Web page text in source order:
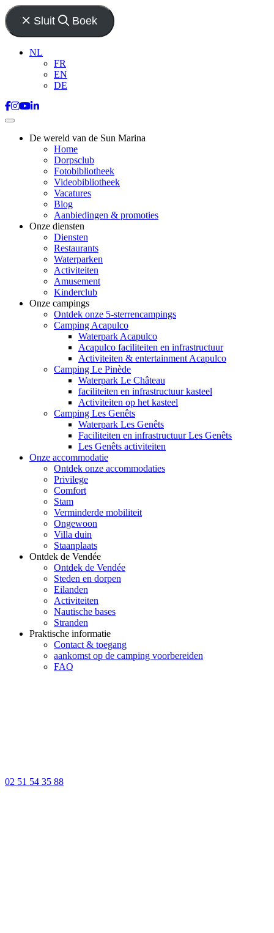
Sluit Boek
NL
FR
EN
DE
De wereld van de Sun Marina
Home
Dorpsclub
Fotobibliotheek
Videobibliotheek
Vacatures
Blog
Aanbiedingen & promoties
Onze diensten
Diensten
Restaurants
Waterparken
Activiteiten
Amusement
Kinderclub
Onze campings
Ontdek onze 5-sterrencampings
Camping Acapulco
Waterpark Acapulco
Acapulco faciliteiten en infrastructuur
Activiteiten & entertainment Acapulco
Camping Le Pinède
Waterpark Le Château
faciliteiten en infrastructuur kasteel
Activiteiten op het kasteel
Camping Les Genêts
Waterpark Les Genêts
Faciliteiten en infrastructuur Les Genêts
Les Genêts activiteiten
Onze accommodatie
Ontdek onze accommodaties
Privilege
Comfort
Stam
Verminderde mobiliteit
Ongewoon
Villa duin
Staanplaats
Ontdek de Vendée
Ontdek de Vendée
Steden en dorpen
Eilanden
Activiteiten
Nautische bases
Stranden
Praktische informatie
Contact & toegang
aankomst op de camping voorbereiden
FAQ
02 51 54 35 88